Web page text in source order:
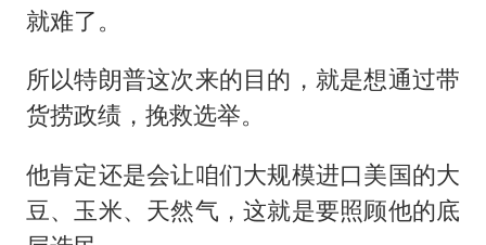
就难了。
所以特朗普这次来的目的，就是想通过带
货捞政绩，挽救选举。
他肯定还是会让咱们大规模进口美国的大
豆、玉米、天然气，这就是要照顾他的底